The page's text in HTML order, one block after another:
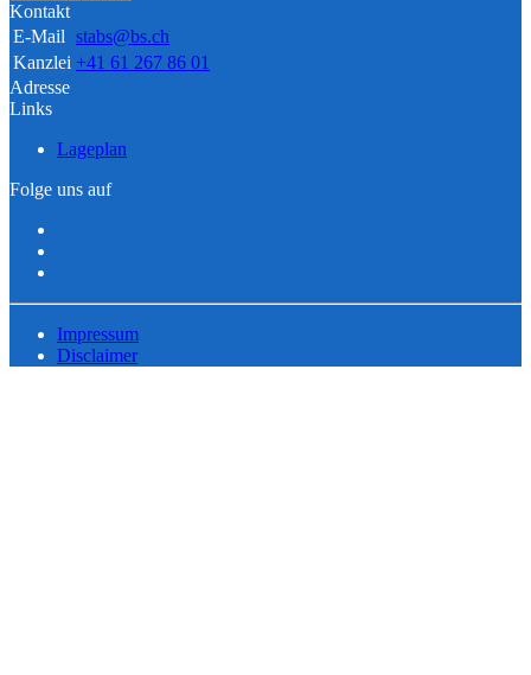
Kontakt
E-Mail stabs@bs.ch
Kanzlei +41 61 267 86 01
Adresse
Links
Lageplan
Folge uns auf
Impressum
Disclaimer